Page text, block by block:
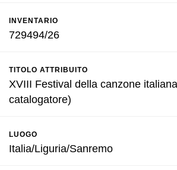
INVENTARIO
729494/26
TITOLO ATTRIBUITO
XVIII Festival della canzone
catalogatore)
LUOGO
Italia/Liguria/Sanremo